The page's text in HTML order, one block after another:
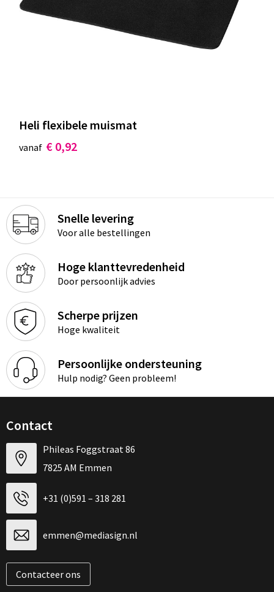
Heli flexibele muismat
vanaf € 0,92
Snelle levering
Voor alle bestellingen
Hoge klanttevredenheid
Door persoonlijk advies
Scherpe prijzen
Hoge kwaliteit
Persoonlijke ondersteuning
Hulp nodig? Geen probleem!
Contact
Phileas Foggstraat 86
7825 AM Emmen
+31 (0)591 – 318 281
emmen@mediasign.nl
Contacteer ons